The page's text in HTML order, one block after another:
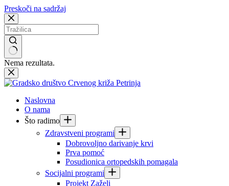
Preskoči na sadržaj
Nema rezultata.
Naslovna
O nama
Što radimo
Zdravstveni programi
Dobrovoljno darivanje krvi
Prva pomoć
Posudionica ortopedskih pomagala
Socijalni programi
Projekt Zaželi